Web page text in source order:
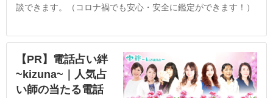
談できます。（コロナ禍でも安心・安全に鑑定ができます！）
【PR】電話占い絆
~kizuna~｜人気占
い師の当たる電話